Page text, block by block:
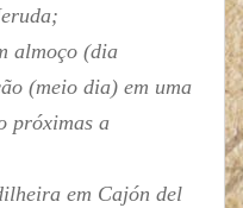
almoço (dia
(meio dia) em uma
próximas a
em Cajón del